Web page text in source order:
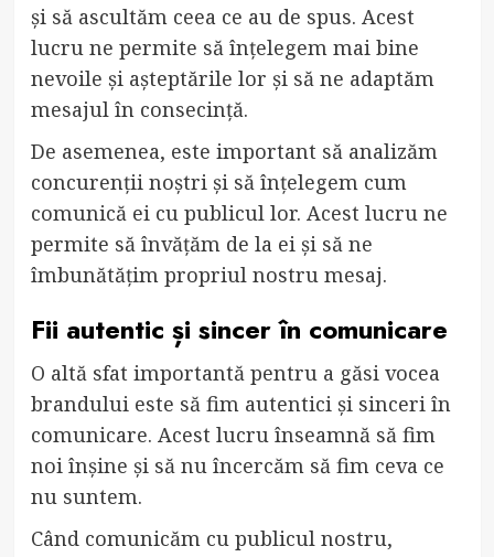
și să ascultăm ceea ce au de spus. Acest
lucru ne permite să înțelegem mai bine
nevoile și așteptările lor și să ne adaptăm
mesajul în consecință.
De asemenea, este important să analizăm
concurenții noștri și să înțelegem cum
comunică ei cu publicul lor. Acest lucru ne
permite să învățăm de la ei și să ne
îmbunătățim propriul nostru mesaj.
Fii autentic și sincer în comunicare
O altă sfat importantă pentru a găsi vocea
brandului este să fim autentici și sinceri în
comunicare. Acest lucru înseamnă să fim
noi înșine și să nu încercăm să fim ceva ce
nu suntem.
Când comunicăm cu publicul nostru,